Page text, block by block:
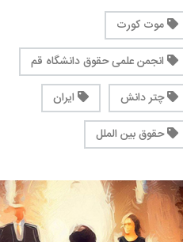
موت کورت
انجمن علمی حقوق دانشگاه قم
چتر دانش
ایران
حقوق بین الملل